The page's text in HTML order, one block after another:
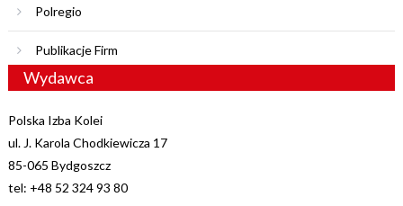
Polregio
Publikacje Firm
Wydawca
Polska Izba Kolei
ul. J. Karola Chodkiewicza 17
85-065 Bydgoszcz
tel: +48 52 324 93 80